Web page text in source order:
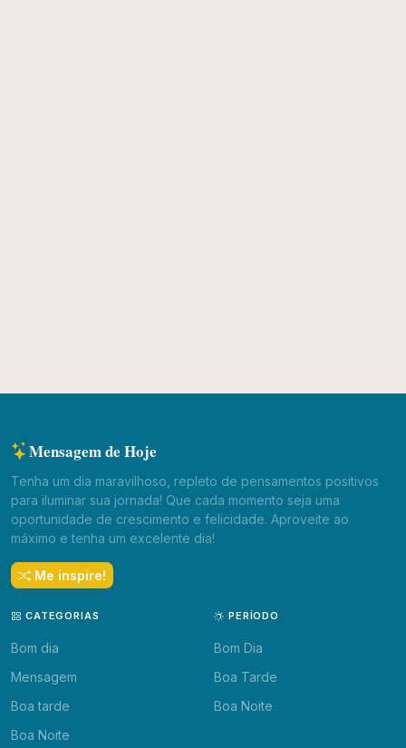
Mensagem de Hoje
Tenha um dia maravilhoso, repleto de pensamentos positivos
para iluminar sua jornada! Que cada momento seja uma
oportunidade de crescimento e felicidade. Aproveite ao
máximo e tenha um excelente dia!
Me inspire!
CATEGORIAS
Bom dia
Mensagem
Boa tarde
Boa Noite
PERÍODO
Bom Dia
Boa Tarde
Boa Noite